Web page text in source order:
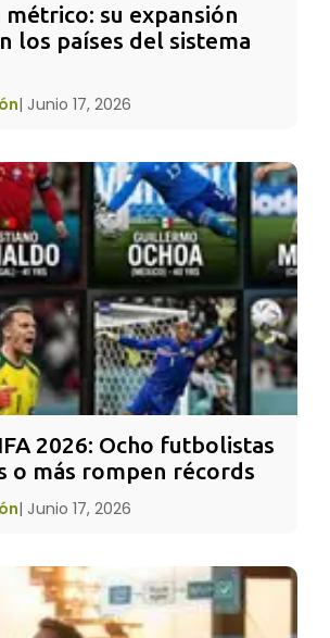
21 de junio es Día Internacional
con los equinoccios son las
el paso de las estaciones
al año, tradicionalmente
las culturas vinculadas
a la naturaleza (lo que hoy se
"el paganismo").
métrico: su expansión
los países del sistema
| Junio 17, 2026
2026: Ocho futbolistas
o más rompen récords
| Junio 17, 2026